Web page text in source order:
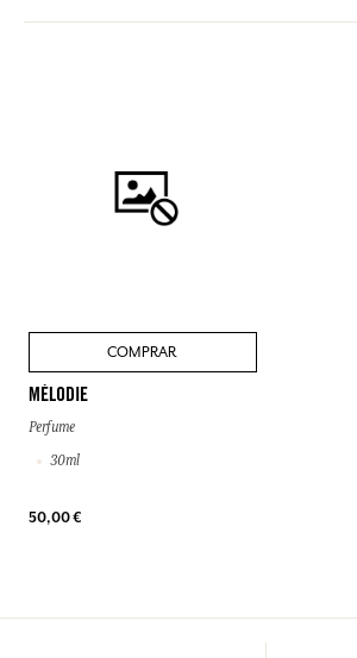
COMPRAR
MÉLODIE
Perfume
30ml
50,00 €